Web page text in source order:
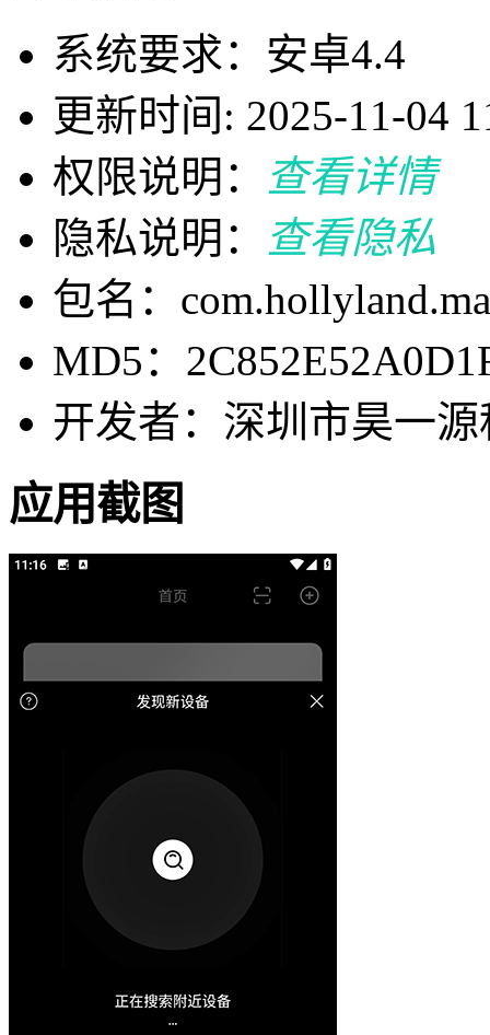
系统要求：安卓4.4
更新时间: 2025-11-04
权限说明：
查看详情
隐私说明：
查看隐私
包名：
MD5：
开发者：深圳市昊一
应用截图